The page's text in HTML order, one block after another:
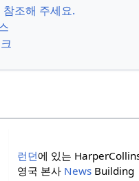
참조해 주세요.
런던에 있는
영국 본사 News Building